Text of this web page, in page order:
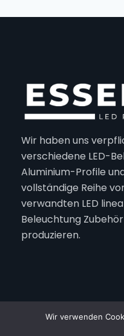
Wir haben uns
verschiedene LED-
Aluminium-Profile
vollständige Reihe
verwandten LED
Beleuchtung
produzieren.
Wir verwenden